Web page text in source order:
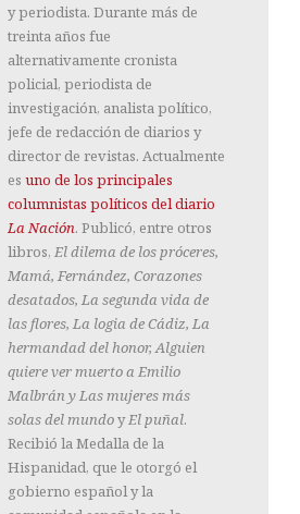
y periodista. Durante más de
treinta años fue
alternativamente cronista
policial, periodista de
investigación, analista político,
jefe de redacción de diarios y
director de revistas. Actualmente
es uno de los principales
columnistas políticos del diario
La Nación. Publicó, entre otros
libros, El dilema de los próceres,
Mamá, Fernández, Corazones
desatados, La segunda vida de
las flores, La logia de Cádiz, La
hermandad del honor, Alguien
quiere ver muerto a Emilio
Malbrán y Las mujeres más
solas del mundoyEl puñal.
Recibió la Medalla de la
Hispanidad, que le otorgó el
gobierno español y la